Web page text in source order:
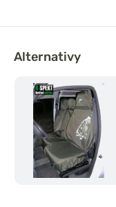
Alternativy